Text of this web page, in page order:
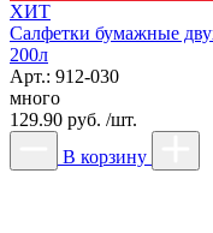
ХИТ
Салфетки бумажные
200л
Арт.: 912-030
много
129.90 руб. /шт.
В корзину